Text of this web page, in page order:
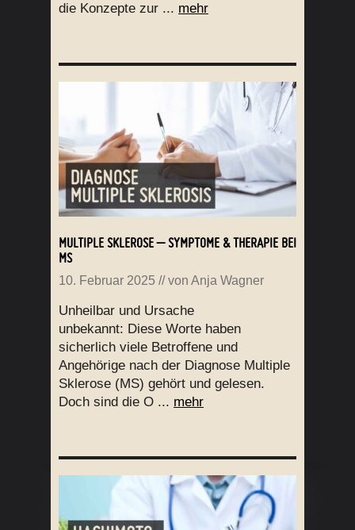
die Konzepte zur ... mehr
MULTIPLE SKLEROSE – SYMPTOME & THERAPIE BEI
MS
10. Februar 2025 // von Anja Wagner
Unheilbar und Ursache
unbekannt: Diese Worte haben
sicherlich viele Betroffene und
Angehörige nach der Diagnose Multiple
Sklerose (MS) gehört und gelesen.
Doch sind die O ... mehr